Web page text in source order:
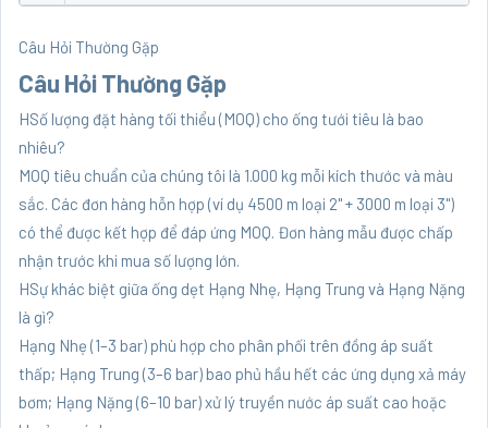
Câu Hỏi Thường Gặp
Câu Hỏi Thường Gặp
HSố lượng đặt hàng tối thiểu (MOQ) cho ống tưới tiêu là bao
nhiêu?
MOQ tiêu chuẩn của chúng tôi là 1.000 kg mỗi kích thước và màu
sắc. Các đơn hàng hỗn hợp (ví dụ 4500 m loại 2" + 3000 m loại 3")
có thể được kết hợp để đáp ứng MOQ. Đơn hàng mẫu được chấp
nhận trước khi mua số lượng lớn.
HSự khác biệt giữa ống dẹt Hạng Nhẹ, Hạng Trung và Hạng Nặng
là gì?
Hạng Nhẹ (1–3 bar) phù hợp cho phân phối trên đồng áp suất
thấp; Hạng Trung (3–6 bar) bao phủ hầu hết các ứng dụng xả máy
bơm; Hạng Nặng (6–10 bar) xử lý truyền nước áp suất cao hoặc